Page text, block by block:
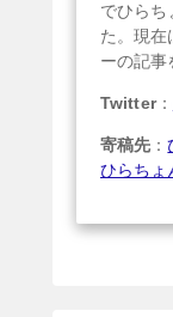
でひらち
た。現在
ーの記事
Twitter：
寄稿先 ：
ひらちょ